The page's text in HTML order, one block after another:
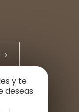
y te
deseas